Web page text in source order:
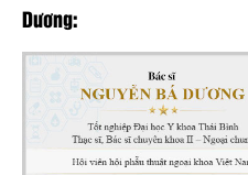
Dương: